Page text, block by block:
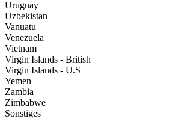
Uruguay
Uzbekistan
Vanuatu
Venezuela
Vietnam
Virgin Islands - British
Virgin Islands - U.S
Yemen
Zambia
Zimbabwe
Sonstiges